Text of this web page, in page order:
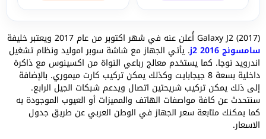
Galaxy J2 (2017) أُعلن عنه في شهر اكتوبر من عام 2017 ويعتبر خليفة
سامسونج j2 2016 . يأتي الجهاز مع شاشة سوبر اموليد ونظام تشغيل
اندرويد نوجا. كما يستخدم معالج رباعي النواة من اكسينوس مع ذاكرة
داخلية بسعة 8 جيجابايت وكذلك يمكن تركيب كارت ميموري. بالإضافة
إلى ذلك يمكن تركيب شريحتين اتصال ويدعم شبكات الجيل الرابع.
سنتحدث عن كافة مواصفات الهاتف والمميزات أو العيوب الموجودة به
كما يمكنك متابعة سعر الجهاز في الوطن العربي عن طريق جدول
الاسعار.